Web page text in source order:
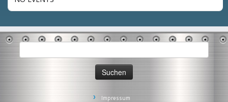
Suchen
Impressum